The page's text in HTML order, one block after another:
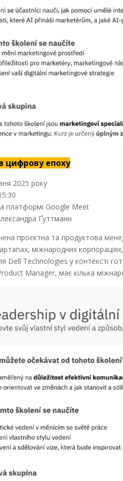
цифрову епоху
2025 року
платформі Google Meet
Ґуттманн
проєктна та продуктова
міжнародних
Dell Technologies у контексті
Manager, має кілька